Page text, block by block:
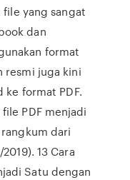
file yang sangat
dan
format
resmi juga kini
format PDF.
PDF menjadi
dari
13 Cara
Satu dengan